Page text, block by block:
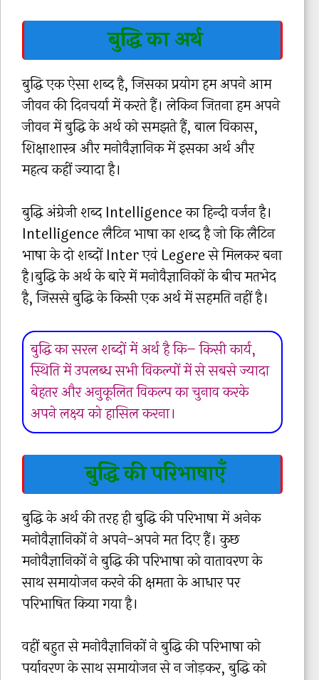
बुद्धि का अर्थ
बुद्धि एक ऐसा शब्द है, जिसका प्रयोग हम अपने आम
जीवन की दिनचर्या में करते हैं। लेकिन जितना हम अपने
जीवन में बुद्धि के अर्थ को समझते हैं, बाल विकास,
शिक्षाशास्त्र और मनोवैज्ञानिक में इसका अर्थ और
महत्व कहीं ज्यादा है।
बुद्धि अंग्रेजी शब्द Intelligence का हिन्दी वर्जन है।
Intelligence लैटिन भाषा का शब्द है जो कि लैटिन
भाषा के दो शब्दों Inter एवं Legere से मिलकर बना
है।बुद्धि के अर्थ के बारे में मनोवैज्ञानिकों के बीच मतभेद
है, जिससे बुद्धि के किसी एक अर्थ में सहमति नहीं है।
बुद्धि का सरल शब्दों में अर्थ है कि– किसी कार्य,
स्थिति में उपलब्ध सभी विकल्पों में से सबसे ज्यादा
बेहतर और अनुकूलित विकल्प का चुनाव करके
अपने लक्ष्य को हासिल करना।
बुद्धि की परिभाषाएँ
बुद्धि के अर्थ की तरह ही बुद्धि की परिभाषा में अनेक
मनोवैज्ञानिकों ने अपने-अपने मत दिए हैं। कुछ
मनोवैज्ञानिकों ने बुद्धि की परिभाषा को वातावरण के
साथ समायोजन करने की क्षमता के आधार पर
परिभाषित किया गया है।
वहीं बहुत से मनोवैज्ञानिकों ने बुद्धि की परिभाषा को
पर्यावरण के साथ समायोजन से न जोड़कर, बुद्धि को